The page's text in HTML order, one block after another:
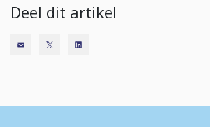
Deel dit artikel